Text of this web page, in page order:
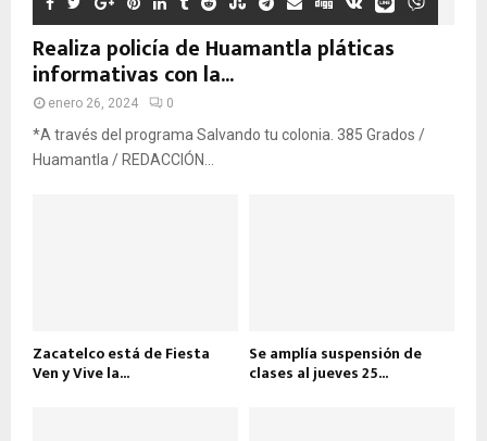
Realiza policía de Huamantla pláticas
informativas con la...
enero 26, 2024 0
*A través del programa Salvando tu colonia. 385 Grados /
Huamantla / REDACCIÓN...
Zacatelco está de Fiesta
Ven y Vive la...
Se amplía suspensión de
clases al jueves 25...